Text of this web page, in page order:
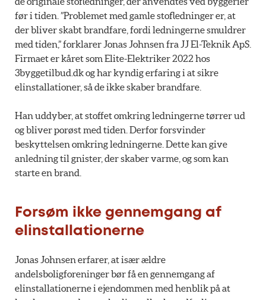
før i tiden. ”Problemet med gamle stofledninger er, at
der bliver skabt brandfare, fordi ledningerne smuldrer
med tiden,” forklarer Jonas Johnsen fra JJ El-Teknik ApS.
Firmaet er kåret som Elite-Elektriker 2022 hos
3byggetilbud.dk og har kyndig erfaring i at sikre
elinstallationer, så de ikke skaber brandfare.
Han uddyber, at stoffet omkring ledningerne tørrer ud
og bliver porøst med tiden. Derfor forsvinder
beskyttelsen omkring ledningerne. Dette kan give
anledning til gnister, der skaber varme, og som kan
starte en brand.
Forsøm ikke gennemgang af
elinstallationerne
Jonas Johnsen erfarer, at især ældre
andelsboligforeninger bør få en gennemgang af
elinstallationerne i ejendommen med henblik på at